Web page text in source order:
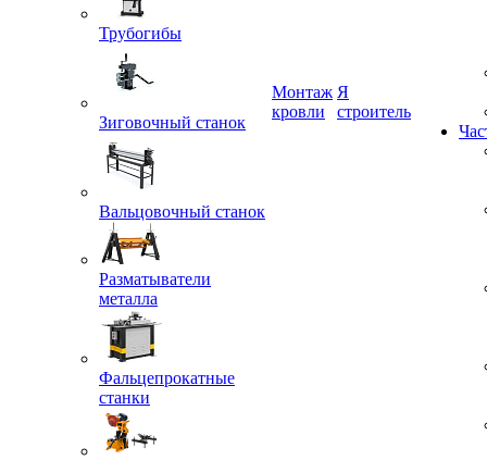
Трубогибы
Зиговочный станок
Вальцовочный станок
Разматыватели
металла
Фальцепрокатные
станки
Монтаж
кровли
Я
строитель